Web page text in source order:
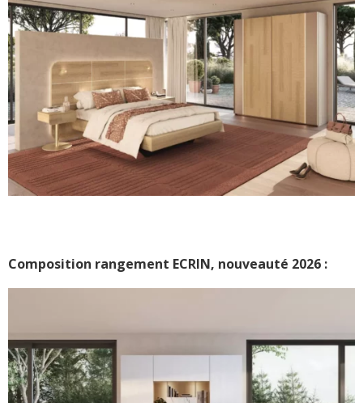
Composition rangement ECRIN, nouveauté 2026 :